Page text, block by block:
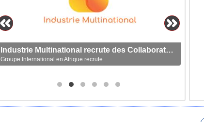
Industrie Multinational recrute des Collaborateurs
Groupe International en Afrique recrute.